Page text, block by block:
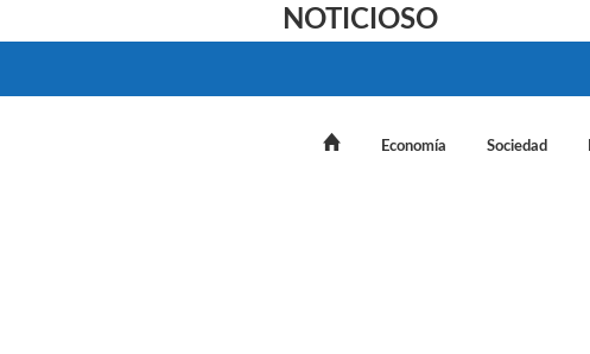
NOTICIOSO
Economía Sociedad